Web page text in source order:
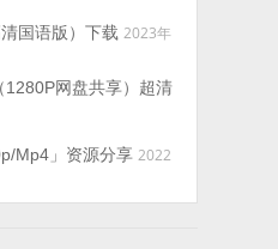
国语版）下载 2023年
1280P网盘共享）超清
Mp4」资源分享 2022